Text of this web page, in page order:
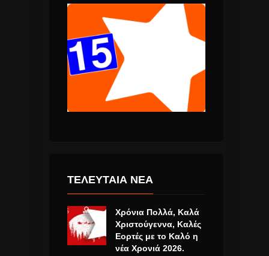
ΤΕΛΕΥΤΑΙΑ ΝΕΑ
Χρόνια Πολλά, Καλά
Χριστούγεννα, Καλές
Εορτές με το Καλό η
νέα Χρονιά 2026.